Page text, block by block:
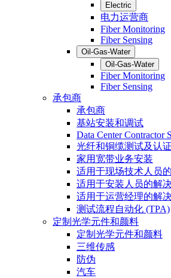
Electric
电力运营商
Fiber Monitoring
Fiber Sensing
Oil-Gas-Water
Oil-Gas-Water
Fiber Monitoring
Fiber Sensing
承包商
承包商
基站安装和调试
Data Center Contractor
光纤和铜缆测试及认证
家用宽带业务安装
适用于现场技术人员
适用于安装人员的解
适用于运营经理的解
测试流程自动化 (TPA)
定制光学元件和颜料
定制光学元件和颜料
三维传感
防伪
汽车